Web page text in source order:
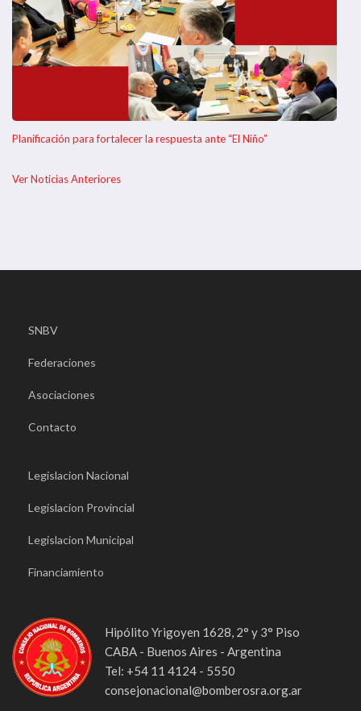
Planificación para fortalecer la respuesta ante “El Niño”
Ver Noticias Anteriores
SNBV
Federaciones
Asociaciones
Contacto
Legislacion Nacional
Legislacion Provincial
Legislacion Municipal
Financiamiento
Hipólito Yrigoyen 1628, 2° y 3° Piso
CABA - Buenos Aires - Argentina
Tel: +54 11 4124 - 5550
consejonacional@bomberosra.org.ar